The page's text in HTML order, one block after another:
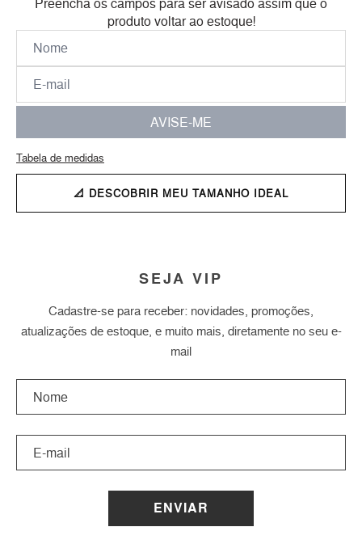
produto voltar ao estoque!
AVISE-ME
Tabela de medidas
📐 DESCOBRIR MEU TAMANHO IDEAL
SEJA VIP
Cadastre-se para receber: novidades, promoções,
atualizações de estoque, e muito mais, diretamente no seu e-
mail
ENVIAR